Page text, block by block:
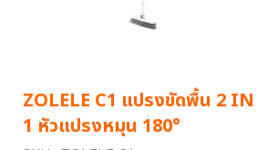
ZOLELE C1 แปรงขัดพื้น 2 IN
1 หัวแปรงหมุน 180°